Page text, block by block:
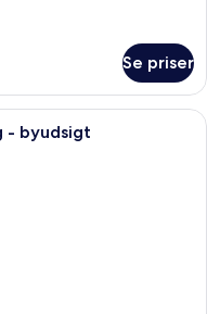
Se priser
med en stor seng,
- byudsigt